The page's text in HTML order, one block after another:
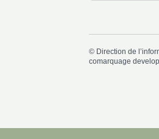
© Direction de
comarquage